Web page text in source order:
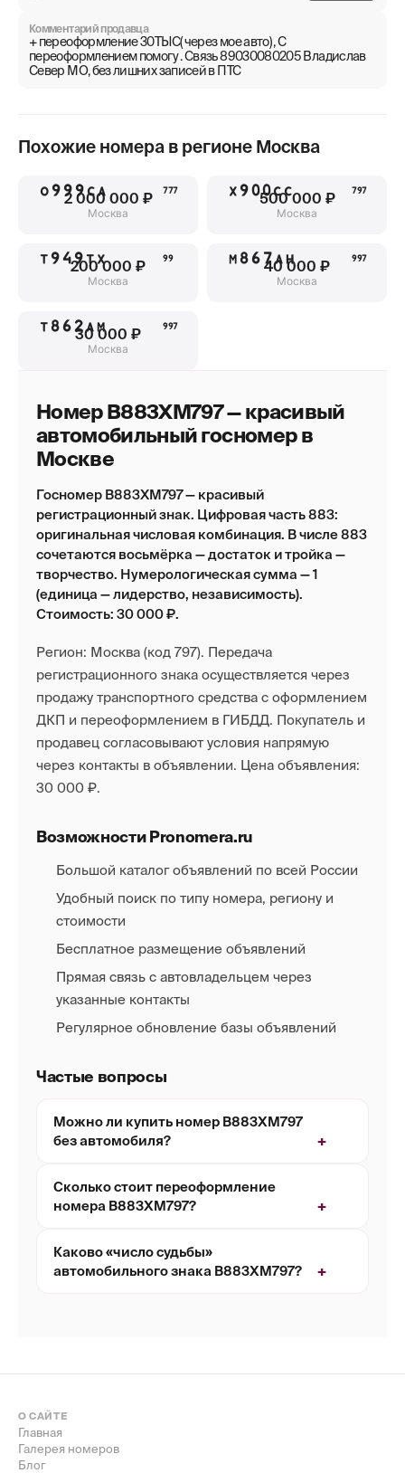
Комментарий продавца
+ переоформление 30ТЫС( через мое авто) , С
переоформлением помогу . Связь 89030080205 Владислав
Север МО, без лишних записей в ПТС
Похожие номера в регионе Москва
О999СА 777
2 000 000 ₽
Москва
Х900СС 797
500 000 ₽
Москва
Т949ТХ 99
200 000 ₽
Москва
М867АН 997
40 000 ₽
Москва
Т862АМ 997
30 000 ₽
Москва
Номер В883ХМ797 — красивый
автомобильный госномер в
Москве
Госномер В883ХМ797 — красивый
регистрационный знак. Цифровая часть 883:
оригинальная числовая комбинация. В числе 883
сочетаются восьмёрка — достаток и тройка —
творчество. Нумерологическая сумма — 1
(единица — лидерство, независимость).
Стоимость: 30 000 ₽.
Регион: Москва (код 797). Передача
регистрационного знака осуществляется через
продажу транспортного средства с оформлением
ДКП и переоформлением в ГИБДД. Покупатель и
продавец согласовывают условия напрямую
через контакты в объявлении. Цена объявления:
30 000 ₽.
Возможности Pronomera.ru
Большой каталог объявлений по всей России
Удобный поиск по типу номера, региону и
стоимости
Бесплатное размещение объявлений
Прямая связь с автовладельцем через
указанные контакты
Регулярное обновление базы объявлений
Частые вопросы
Можно ли купить номер В883ХМ797
без автомобиля?
Сколько стоит переоформление
номера В883ХМ797?
Каково «число судьбы»
автомобильного знака В883ХМ797?
О САЙТЕ
Главная
Галерея номеров
Блог